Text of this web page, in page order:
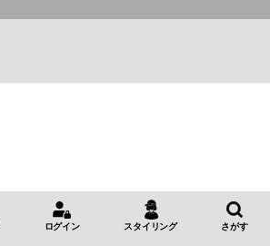
ログイン スタイリング さがす